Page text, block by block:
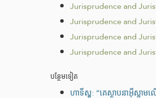
Jurisprudence and
Jurisprudence and
Jurisprudence and
Jurisprudence and
បន្ថែមទៀត
ហាទីស្ហ: “គេស្ថាបនាអ៊ីស្លាម